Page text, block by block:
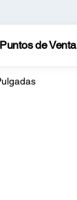
Puntos de Venta